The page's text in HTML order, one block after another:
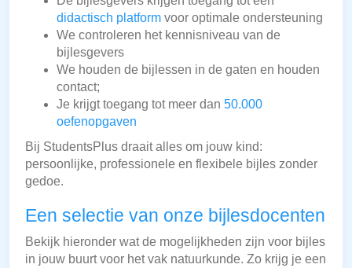
didactisch platform voor optimale ondersteuning
We controleren het kennisniveau van de
bijlesgevers
We houden de bijlessen in de gaten en houden
contact;
Je krijgt toegang tot meer dan 50.000
oefenopgaven
Bij StudentsPlus draait alles om jouw kind:
persoonlijke, professionele en flexibele bijles zonder
gedoe.
Een selectie van onze bijlesdocenten
Bekijk hieronder wat de mogelijkheden zijn voor bijles
in jouw buurt voor het vak natuurkunde. Zo krijg je een